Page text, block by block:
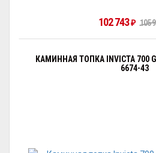
102 743₽ 105
КАМИННАЯ ТОПКА INVICTA 700
6674-43